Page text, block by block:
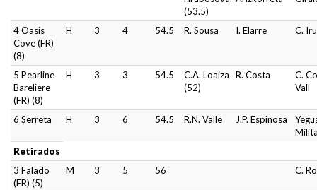
(53.5)
4 Oasis
Cove (FR)
(8)
H 3 4 54.5 R. Sousa I. Elarre C.
5 Pearline
Bareliere
(FR) (8)
H 3 3 54.5
C.A. Loaiza
(52)
R. Costa
C.
Vall
6 Serreta H 3 6 54.5 R.N. Valle J.P. Espinosa
Retirados
3 Falado
(FR) (5)
M 3 5 56 C.